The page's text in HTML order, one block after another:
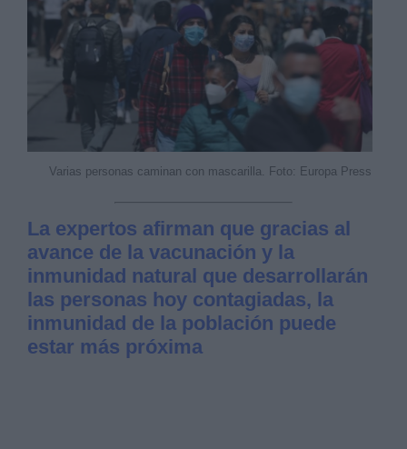
Varias personas caminan con mascarilla. Foto: Europa Press
La expertos afirman que gracias al
avance de la vacunación y la
inmunidad natural que desarrollarán
las personas hoy contagiadas, la
inmunidad de la población puede
estar más próxima